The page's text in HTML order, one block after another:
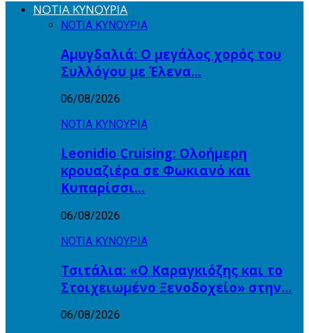
ΝΟΤΙΑ ΚΥΝΟΥΡΙΑ
ΝΟΤΙΑ ΚΥΝΟΥΡΙΑ
Αμυγδαλιά: Ο μεγάλος χορός του
Συλλόγου με Έλενα…
06/08/2026
ΝΟΤΙΑ ΚΥΝΟΥΡΙΑ
Leonidio Cruising: Ολοήμερη
κρουαζιέρα σε Φωκιανό και
Κυπαρίσσι…
06/08/2026
ΝΟΤΙΑ ΚΥΝΟΥΡΙΑ
Τσιτάλια: «Ο Καραγκιόζης και το
Στοιχειωμένο Ξενοδοχείο» στην…
06/08/2026